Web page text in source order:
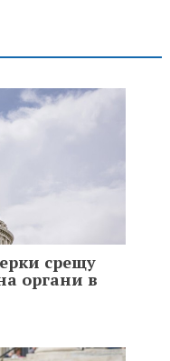
срещу
органи в